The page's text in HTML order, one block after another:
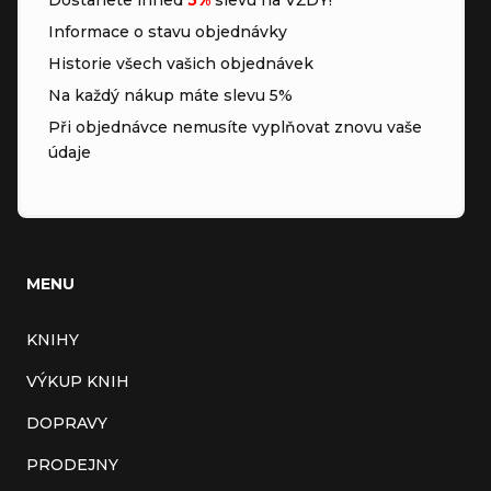
Informace o stavu objednávky
Historie všech vašich objednávek
Na každý nákup máte slevu 5%
Při objednávce nemusíte vyplňovat znovu vaše
údaje
MENU
KNIHY
VÝKUP KNIH
DOPRAVY
PRODEJNY